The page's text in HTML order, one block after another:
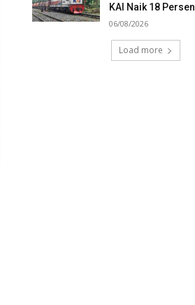
KAI Naik 18 Persen
06/08/2026
Load more